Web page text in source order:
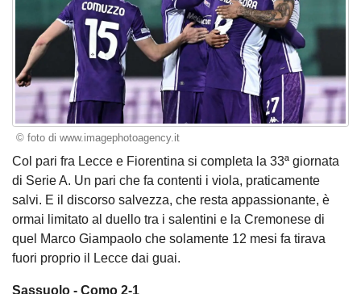
© foto di www.imagephotoagency.it
Col pari fra Lecce e Fiorentina si completa la 33ª giornata
di Serie A. Un pari che fa contenti i viola, praticamente
salvi. E il discorso salvezza, che resta appassionante, è
ormai limitato al duello tra i salentini e la Cremonese di
quel Marco Giampaolo che solamente 12 mesi fa tirava
fuori proprio il Lecce dai guai.
Sassuolo - Como 2-1